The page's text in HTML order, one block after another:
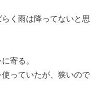
く雨は降ってないと思
寄る。
っていたが、狭いので